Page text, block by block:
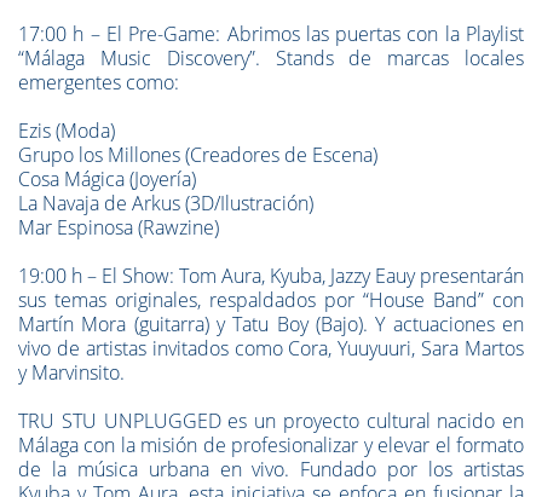
17:00 h – El Pre-Game: Abrimos las puertas con la Playlist
“Málaga Music Discovery”. Stands de marcas locales
emergentes como:
Ezis (Moda)
Grupo los Millones (Creadores de Escena)
Cosa Mágica (Joyería)
La Navaja de Arkus (3D/Ilustración)
Mar Espinosa (Rawzine)
19:00 h – El Show: Tom Aura, Kyuba, Jazzy Eauy presentarán
sus temas originales, respaldados por “House Band” con
Martín Mora (guitarra) y Tatu Boy (Bajo). Y actuaciones en
vivo de artistas invitados como Cora, Yuuyuuri, Sara Martos
y Marvinsito.
TRU STU UNPLUGGED es un proyecto cultural nacido en
Málaga con la misión de profesionalizar y elevar el formato
de la música urbana en vivo. Fundado por los artistas